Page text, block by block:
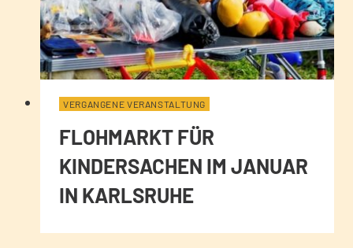
VERGANGENE VERANSTALTUNG
FLOHMARKT FÜR
KINDERSACHEN IM JANUAR
IN KARLSRUHE